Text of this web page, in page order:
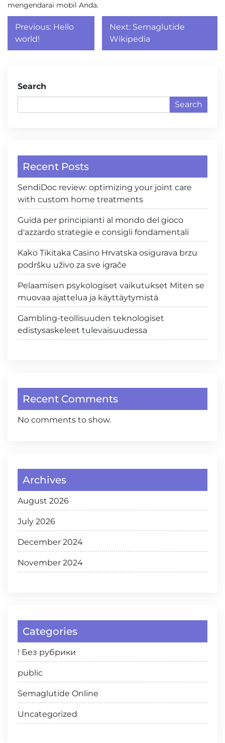
mengendarai mobil Anda.
Post
navigation
Previous: Hello
world!
Next: Semaglutide
Wikipedia
Search
Search
Recent Posts
SendiDoc review: optimizing your joint care
with custom home treatments
Guida per principianti al mondo del gioco
d'azzardo strategie e consigli fondamentali
Kako Tikitaka Casino Hrvatska osigurava brzu
podršku uživo za sve igrače
Pelaamisen psykologiset vaikutukset Miten se
muovaa ajattelua ja käyttäytymistä
Gambling-teollisuuden teknologiset
edistysaskeleet tulevaisuudessa
Recent Comments
No comments to show.
Archives
August 2026
July 2026
December 2024
November 2024
Categories
! Без рубрики
public
Semaglutide Online
Uncategorized